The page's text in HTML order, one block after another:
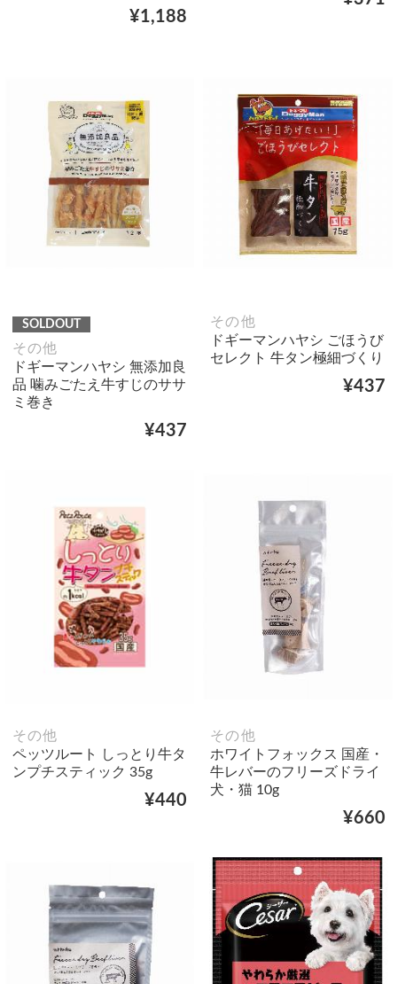
¥1,188
SOLDOUT
その他
ドギーマンハヤシ 無添加良
品 噛みごたえ牛すじのササ
ミ巻き
¥437
その他
ドギーマンハヤシ ごほうび
セレクト 牛タン極細づくり
¥437
その他
ペッツルート しっとり牛タ
ンプチスティック 35g
¥440
その他
ホワイトフォックス 国産・
牛レバーのフリーズドライ
犬・猫 10g
¥660